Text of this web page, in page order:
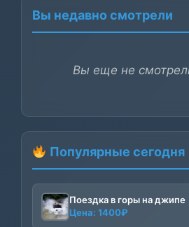
Вы недавно смотрели
Вы еще не
Популярные сегодня
Поездка в горы на джипе
Цена: 1400₽